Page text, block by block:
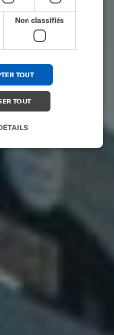
CHINESE (SIMPLIFIED)
ITALIAN
KOREAN
CHINESE (TRADITIONAL)
Non classifiés
TOUT
TOUT